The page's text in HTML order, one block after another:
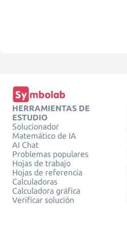
HERRAMIENTAS DE
ESTUDIO
Solucionador
Matemático de IA
AI Chat
Problemas populares
Hojas de trabajo
Hojas de referencia
Calculadoras
Calculadora gráfica
Verificar solución